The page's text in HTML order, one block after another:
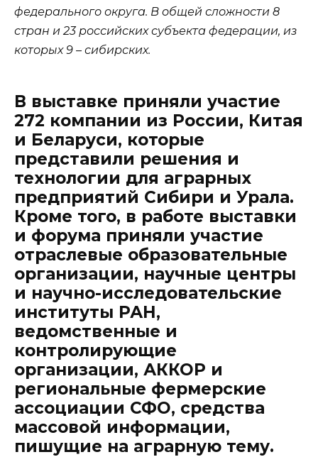
федерального округа. В общей сложности 8
стран и 23 российских субъекта федерации, из
которых 9 – сибирских.
В выставке приняли участие
272 компании из России, Китая
и Беларуси, которые
представили решения и
технологии для аграрных
предприятий Сибири и Урала.
Кроме того, в работе выставки
и форума приняли участие
отраслевые образовательные
организации, научные центры
и научно-исследовательские
институты РАН,
ведомственные и
контролирующие
организации, АККОР и
региональные фермерские
ассоциации СФО, средства
массовой информации,
пишущие на аграрную тему.